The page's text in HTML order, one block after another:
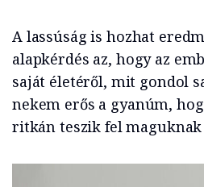
A lassúság is hozhat
alapkérdés az, hogy az
saját életéről, mit gondol
nekem erős a gyanúm,
ritkán teszik fel maguknak